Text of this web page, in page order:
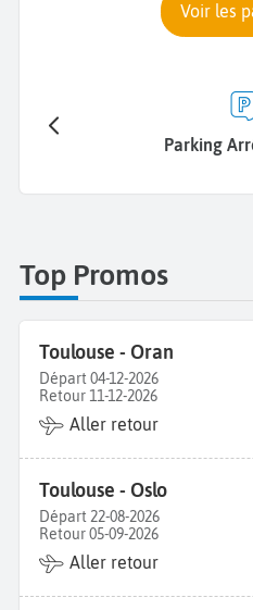
Voir les
Parking
Top Promos
Toulouse - Oran
Départ 04-12-2026
Retour 11-12-2026
Aller retour
Toulouse - Oslo
Départ 22-08-2026
Retour 05-09-2026
Aller retour